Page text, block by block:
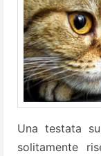
Una testata
solitamente